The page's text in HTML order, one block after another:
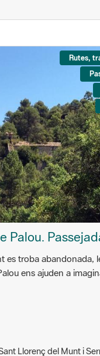
Rutes,
Palou.
es troba abandonada,
ens ajuden a
Llorenç del Munt i